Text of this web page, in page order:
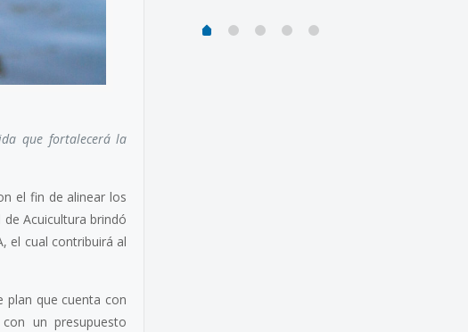
que fortalecerá la
el fin de alinear los
Acuicultura brindó
el cual contribuirá al
plan que cuenta con
un presupuesto